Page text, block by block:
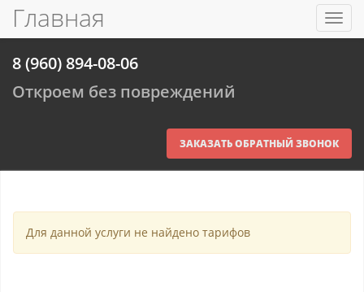
Главная
8 (960) 894-08-06
Откроем без повреждений
ЗАКАЗАТЬ ОБРАТНЫЙ ЗВОНОК
Для данной услуги не найдено тарифов